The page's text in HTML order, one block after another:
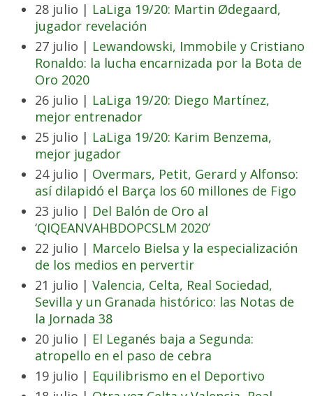
28 julio | LaLiga 19/20: Martin Ødegaard,
jugador revelación
27 julio | Lewandowski, Immobile y Cristiano
Ronaldo: la lucha encarnizada por la Bota de
Oro 2020
26 julio | LaLiga 19/20: Diego Martínez,
mejor entrenador
25 julio | LaLiga 19/20: Karim Benzema,
mejor jugador
24 julio | Overmars, Petit, Gerard y Alfonso:
así dilapidó el Barça los 60 millones de Figo
23 julio | Del Balón de Oro al
‘QIQEANVAHBDOPCSLM 2020’
22 julio | Marcelo Bielsa y la especialización
de los medios en pervertir
21 julio | Valencia, Celta, Real Sociedad,
Sevilla y un Granada histórico: las Notas de
la Jornada 38
20 julio | El Leganés baja a Segunda:
atropello en el paso de cebra
19 julio | Equilibrismo en el Deportivo